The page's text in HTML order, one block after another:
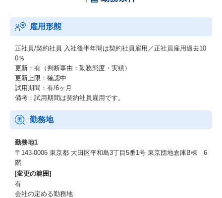
雇用形態
正社員/契約社員 入社後半年間は契約社員雇用／正社員雇用過去10
0％
更新：有（判断事由：勤務態度・実績）
更新上限：確認中
試用期間：有/6ヶ月
備考：試用期間は契約社員雇用です。
勤務地
勤務地1
〒143-0006 東京都 大田区平和島3丁目5番1号 東京団地倉庫B棟 6
階
[変更の範囲]
有
会社の定める勤務地